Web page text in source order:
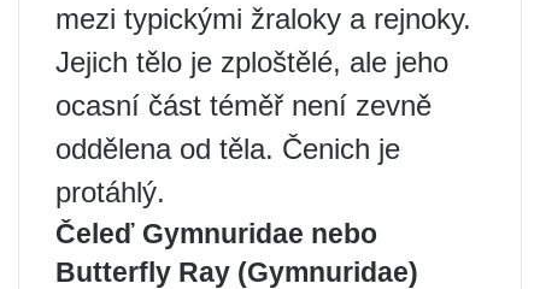
mezi typickými žraloky a rejnoky.
Jejich tělo je zploštělé, ale jeho
ocasní část téměř není zevně
oddělena od těla. Čenich je
protáhlý.
Čeleď Gymnuridae nebo
Butterfly Ray (Gymnuridae)